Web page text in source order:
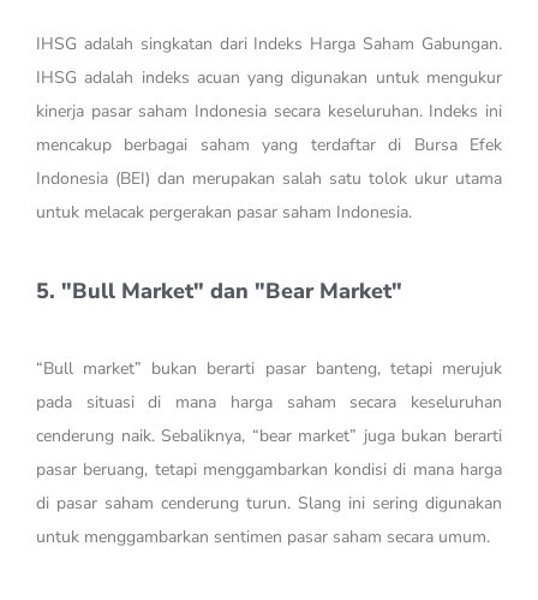
IHSG adalah singkatan dari Indeks Harga Saham Gabungan.
IHSG adalah indeks acuan yang digunakan untuk mengukur
kinerja pasar saham Indonesia secara keseluruhan. Indeks ini
mencakup berbagai saham yang terdaftar di Bursa Efek
Indonesia (BEI) dan merupakan salah satu tolok ukur utama
untuk melacak pergerakan pasar saham Indonesia.
5. "Bull Market" dan "Bear Market"
“Bull market” bukan berarti pasar banteng, tetapi merujuk
pada situasi di mana harga saham secara keseluruhan
cenderung naik. Sebaliknya, “bear market” juga bukan berarti
pasar beruang, tetapi menggambarkan kondisi di mana harga
di pasar saham cenderung turun. Slang ini sering digunakan
untuk menggambarkan sentimen pasar saham secara umum.